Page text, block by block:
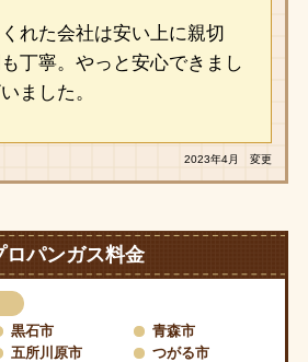
れた会社は安い上に親切
丁寧。やっと安心できまし
ました。
2023年4月 変更
パンガス料金
黒石市
青森市
五所川原市
つがる市